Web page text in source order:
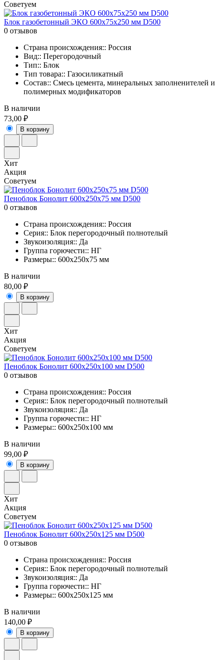
Советуем
Блок газобетонный ЭКО 600x75x250 мм D500
0 отзывов
Страна происхождения:: Россия
Вид:: Перегородочный
Тип:: Блок
Тип товара:: Газосиликатный
Состав:: Смесь цемента, минеральных заполненителей и
полимерных модификаторов
В наличии
73,00 ₽
В корзину
Хит
Акция
Советуем
Пеноблок Бонолит 600х250х75 мм D500
0 отзывов
Страна происхождения:: Россия
Серия:: Блок перегородочный полнотелый
Звукоизоляция:: Да
Группа горючести:: НГ
Размеры:: 600x250x75 мм
В наличии
80,00 ₽
В корзину
Хит
Акция
Советуем
Пеноблок Бонолит 600х250х100 мм D500
0 отзывов
Страна происхождения:: Россия
Серия:: Блок перегородочный полнотелый
Звукоизоляция:: Да
Группа горючести:: НГ
Размеры:: 600x250x100 мм
В наличии
99,00 ₽
В корзину
Хит
Акция
Советуем
Пеноблок Бонолит 600х250х125 мм D500
0 отзывов
Страна происхождения:: Россия
Серия:: Блок перегородочный полнотелый
Звукоизоляция:: Да
Группа горючести:: НГ
Размеры:: 600x250x125 мм
В наличии
140,00 ₽
В корзину